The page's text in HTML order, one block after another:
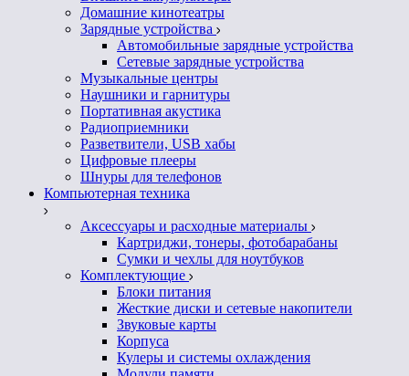
Домашние кинотеатры
Зарядные устройства
Автомобильные зарядные устройства
Сетевые зарядные устройства
Музыкальные центры
Наушники и гарнитуры
Портативная акустика
Радиоприемники
Разветвители, USB хабы
Цифровые плееры
Шнуры для телефонов
Компьютерная техника
Аксессуары и расходные материалы
Картриджи, тонеры, фотобарабаны
Сумки и чехлы для ноутбуков
Комплектующие
Блоки питания
Жесткие диски и сетевые накопители
Звуковые карты
Корпуса
Кулеры и системы охлаждения